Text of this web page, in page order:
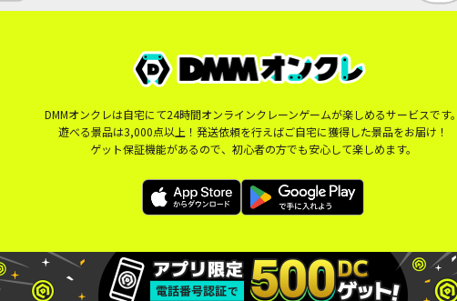
DMMオンクレは自宅にて24時間オンラインクレーンゲームが楽しめるサービスです
遊べる景品は3,000点以上！発送依頼を行えばご自宅に獲得した景品をお届け！
ゲット保証機能があるので、初心者の方でも安心して楽しめます。